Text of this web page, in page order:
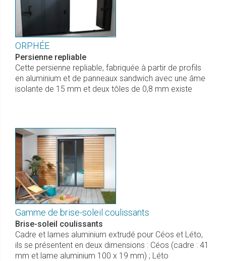
ORPHÉE
Persienne repliable
Cette persienne repliable, fabriquée à partir de profils
en aluminium et de panneaux sandwich avec une âme
isolante de 15 mm et deux tôles de 0,8 mm existe
Gamme de brise-soleil coulissants
Brise-soleil coulissants
Cadre et lames aluminium extrudé pour Céos et Léto,
ils se présentent en deux dimensions : Céos (cadre : 41
mm et lame aluminium 100 x 19 mm) ; Léto